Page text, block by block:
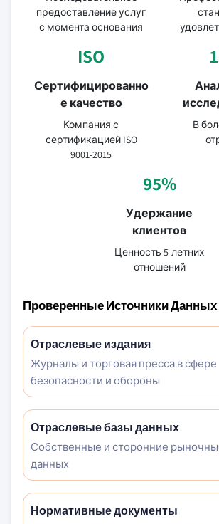
предоставление услуг
с момента основания
ISO
Сертифицированно
е качество
Компания с
сертификацией ISO
9001-2015
В
95%
Удержание
клиентов
Ценность 5-летних
отношений
Проверенные Источники Данных
Отраслевые издания
Журналы и торговая пресса в сфере
безопасности и обороны
Отраслевые базы данных
Собственные и сторонние
данных
Нормативные документы